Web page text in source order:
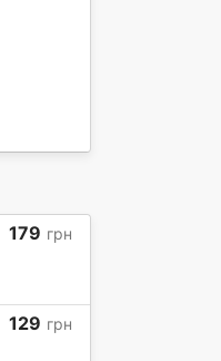
179 грн
129 грн